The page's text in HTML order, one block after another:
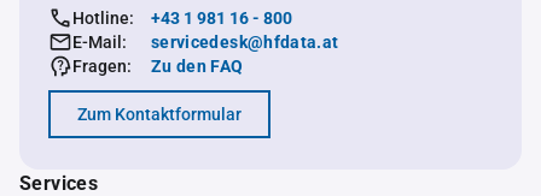
Hotline:
+43 1 981 16 - 800
E-Mail:
servicedesk@hfdata.at
Fragen:
Zu den FAQ
Zum Kontaktformular
Services